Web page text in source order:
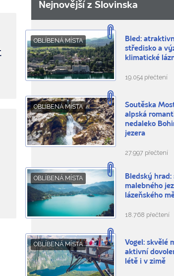
Nejnovější z Slovinska
OBLÍBENÁ MÍSTA
Bled:
středisko a
klimatické
19.054 přečtení
OBLÍBENÁ MÍSTA
Soutěska
alpská
nedaleko
jezera
27.997 přečtení
OBLÍBENÁ MÍSTA
Bledský hrad:
malebného
lázeňského
18.768 přečtení
OBLÍBENÁ MÍSTA
Vogel: skvělé
aktivní
létě i v zimě